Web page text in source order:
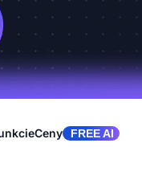
Ceny FREE AI